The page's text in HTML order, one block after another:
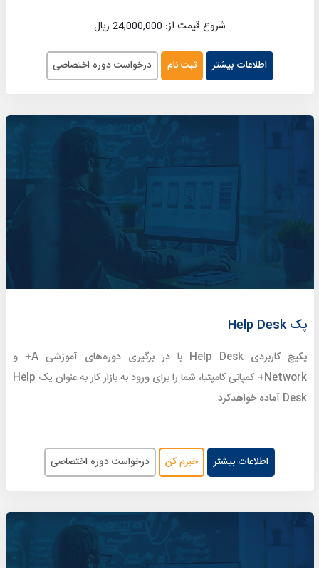
شروع قیمت از: 24,000,000 ریال
اطلاعات بیشتر ثبت نام درخواست دوره اختصاصی
پک Help Desk
پکیج کاربردی Help Desk با در برگیری دوره‌های آموزشی A+ و
Network+ کمپانی کامپتیا، شما را برای ورود به بازار کار به عنوان یک Help
Desk آماده خواهدکرد.
اطلاعات بیشتر خبرم کن درخواست دوره اختصاصی